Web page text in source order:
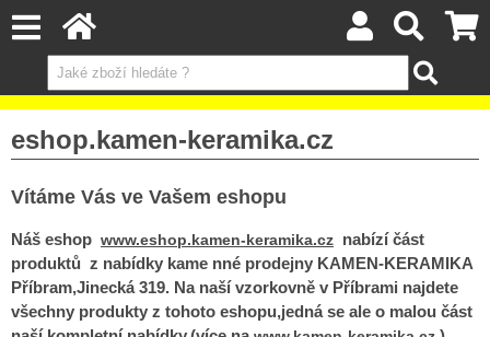
eshop.kamen-keramika.cz
Vítáme Vás ve Vašem eshopu
Náš eshop www.eshop.kamen-keramika.cz nabízí část
produktů z nabídky kame nné prodejny KAMEN-KERAMIKA
Příbram,Jinecká 319. Na naší vzorkovně v Příbrami najdete
všechny produkty z tohoto eshopu,jedná se ale o malou část